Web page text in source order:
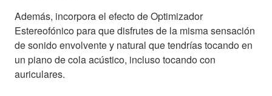
Además, incorpora el efecto de Optimizador
Estereofónico para que disfrutes de la misma sensación
de sonido envolvente y natural que tendrías tocando en
un piano de cola acústico, incluso tocando con
auriculares.